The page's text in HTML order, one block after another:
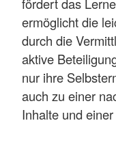
ermöglicht die
durch die
aktive
nur ihre
auch zu einer
Inhalte und